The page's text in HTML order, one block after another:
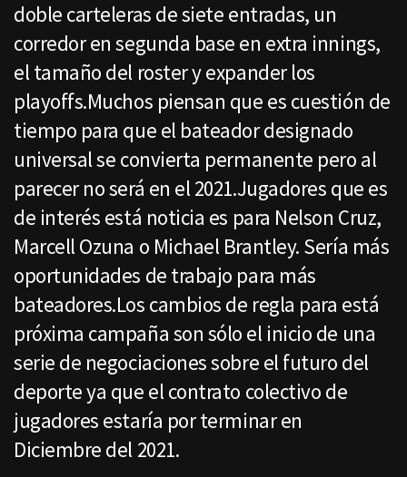
doble carteleras de siete entradas, un
corredor en segunda base en extra innings,
el tamaño del roster y expander los
playoffs.Muchos piensan que es cuestión de
tiempo para que el bateador designado
universal se convierta permanente pero al
parecer no será en el 2021.Jugadores que es
de interés está noticia es para Nelson Cruz,
Marcell Ozuna o Michael Brantley. Sería más
oportunidades de trabajo para más
bateadores.Los cambios de regla para está
próxima campaña son sólo el inicio de una
serie de negociaciones sobre el futuro del
deporte ya que el contrato colectivo de
jugadores estaría por terminar en
Diciembre del 2021.